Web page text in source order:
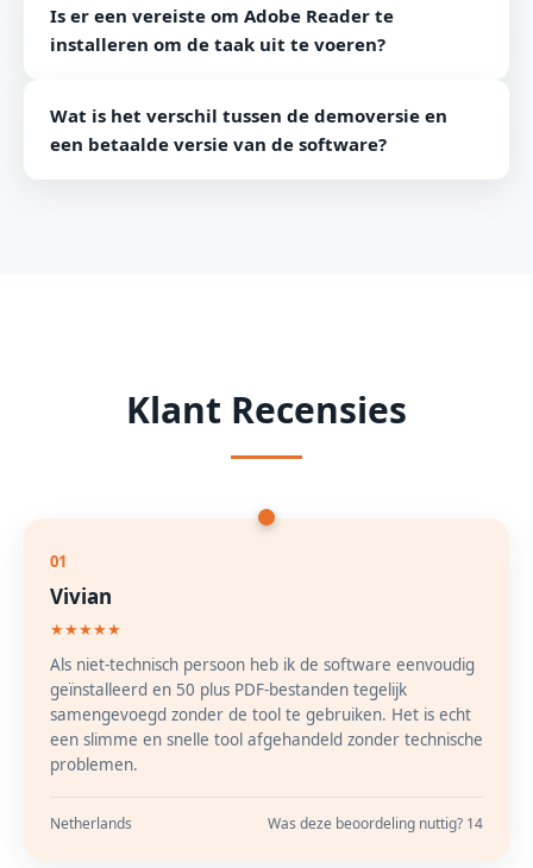
verwijderen van het wachtwoord toe van vereiste PDF-
documenten.
Is er een vereiste om Adobe Reader te
installeren om de taak uit te voeren?
voegen. Er is geen extra tool zoals Adobe Reader en
anderen nodig.
Wat is het verschil tussen de demoversie en
een betaalde versie van de software?
Klant Recensies
01
Vivian
★★★★★
Als niet-technisch persoon heb ik de software eenvoudig
geïnstalleerd en 50 plus PDF-bestanden tegelijk
samengevoegd zonder de tool te gebruiken. Het is echt
een slimme en snelle tool afgehandeld zonder technische
problemen.
Netherlands Was deze beoordeling nuttig? 14